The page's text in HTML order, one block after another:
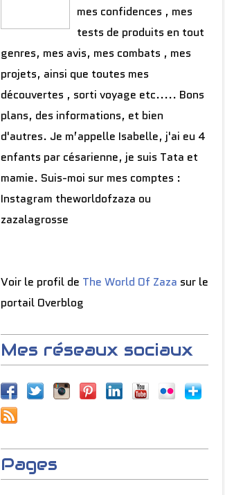
mes confidences , mes
tests de produits en tout
genres, mes avis, mes combats , mes
projets, ainsi que toutes mes
découvertes , sorti voyage etc..... Bons
plans, des informations, et bien
d'autres. Je m’appelle Isabelle, j'ai eu 4
enfants par césarienne, je suis Tata et
mamie. Suis-moi sur mes comptes :
Instagram theworldofzaza ou
zazalagrosse
Voir le profil de The World Of Zaza sur le
portail Overblog
Mes réseaux sociaux
Pages